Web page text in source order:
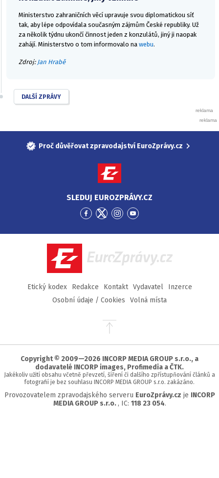
Ministerstvo zahraničních věcí upravuje svou diplomatickou síť
tak, aby lépe odpovídala současným zájmům České republiky. Už
za několik týdnu ukončí činnost jeden z konzulátů, jiný ji naopak
zahájí. Ministerstvo o tom informovalo na webu.
Zdroj: Jan Hrabě
DALŠÍ ZPRÁVY
Proč důvěřovat zpravodajství EuroZprávy.cz
SLEDUJ EUROZPRÁVY.CZ
Přejít
Facebook
Přejít
Twitter
Přejít
Instagram
Přejít
YouTube
EuroZprávy.cz
Etický kodex Redakce Kontakt Vydavatel
Inzerce
Osobní údaje / Cookies
Volná místa
Přejít
stránky
Copyright © 2009—2026 INCORP MEDIA GROUP s.r.o., a
dodavatelé INCORP images, Profimedia a ČTK.
Jakékoliv užití obsahu včetně převzetí, šíření či dalšího zpřístupňování článků a
fotografií je bez souhlasu INCORP MEDIA GROUP s.r.o. zakázáno.
Provozovatelem zpravodajského serveru EuroZprávy.cz je INCORP
MEDIA GROUP s.r.o. , IC: 118 23 054.